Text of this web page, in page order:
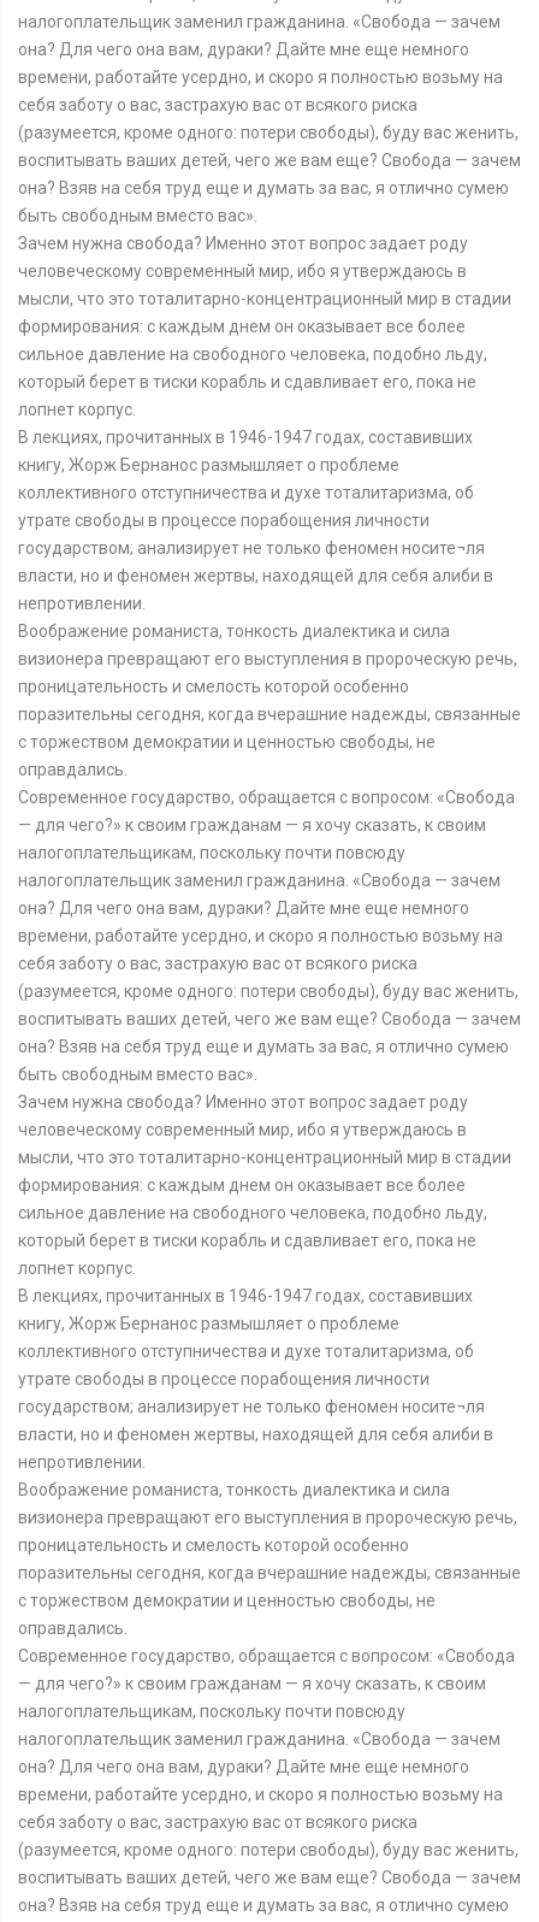
налогоплательщик заменил гражданина. «Свобода — зачем
она? Для чего она вам, дураки? Дайте мне еще немного
времени, работайте усердно, и скоро я полностью возьму на
себя заботу о вас, застрахую вас от всякого риска
(разумеется, кроме одного: потери свободы), буду вас женить,
воспитывать ваших детей, чего же вам еще? Свобода — зачем
она? Взяв на себя труд еще и думать за вас, я отлично сумею
быть свободным вместо вас».
Зачем нужна свобода? Именно этот вопрос задает роду
человеческому современный мир, ибо я утверждаюсь в
мысли, что это тоталитарно-концентрационный мир в стадии
формирования: с каждым днем он оказывает все более
сильное давление на свободного человека, подобно льду,
который берет в тиски корабль и сдавливает его, пока не
лопнет корпус.
В лекциях, прочитанных в 1946-1947 годах, составивших
книгу, Жорж Бернанос размышляет о проблеме
коллективного отступничества и духе тоталитаризма, об
утрате свободы в процессе порабощения личности
государством; анализирует не только феномен носите¬ля
власти, но и феномен жертвы, находящей для себя алиби в
непротивлении.
Воображение романиста, тонкость диалектика и сила
визионера превращают его выступления в пророческую речь,
проницательность и смелость которой особенно
поразительны сегодня, когда вчерашние надежды, связанные
с торжеством демократии и ценностью свободы, не
оправдались.
Современное государство, обращается с вопросом: «Свобода
— для чего?» к своим гражданам — я хочу сказать, к своим
налогоплательщикам, поскольку почти повсюду
налогоплательщик заменил гражданина. «Свобода — зачем
она? Для чего она вам, дураки? Дайте мне еще немного
времени, работайте усердно, и скоро я полностью возьму на
себя заботу о вас, застрахую вас от всякого риска
(разумеется, кроме одного: потери свободы), буду вас женить,
воспитывать ваших детей, чего же вам еще? Свобода — зачем
она? Взяв на себя труд еще и думать за вас, я отлично сумею
быть свободным вместо вас».
Зачем нужна свобода? Именно этот вопрос задает роду
человеческому современный мир, ибо я утверждаюсь в
мысли, что это тоталитарно-концентрационный мир в стадии
формирования: с каждым днем он оказывает все более
сильное давление на свободного человека, подобно льду,
который берет в тиски корабль и сдавливает его, пока не
лопнет корпус.
В лекциях, прочитанных в 1946-1947 годах, составивших
книгу, Жорж Бернанос размышляет о проблеме
коллективного отступничества и духе тоталитаризма, об
утрате свободы в процессе порабощения личности
государством; анализирует не только феномен носите¬ля
власти, но и феномен жертвы, находящей для себя алиби в
непротивлении.
Воображение романиста, тонкость диалектика и сила
визионера превращают его выступления в пророческую речь,
проницательность и смелость которой особенно
поразительны сегодня, когда вчерашние надежды, связанные
с торжеством демократии и ценностью свободы, не
оправдались.
Современное государство, обращается с вопросом: «Свобода
— для чего?» к своим гражданам — я хочу сказать, к своим
налогоплательщикам, поскольку почти повсюду
налогоплательщик заменил гражданина. «Свобода — зачем
она? Для чего она вам, дураки? Дайте мне еще немного
времени, работайте усердно, и скоро я полностью возьму на
себя заботу о вас, застрахую вас от всякого риска
(разумеется, кроме одного: потери свободы), буду вас женить,
воспитывать ваших детей, чего же вам еще? Свобода — зачем
она? Взяв на себя труд еще и думать за вас, я отлично сумею